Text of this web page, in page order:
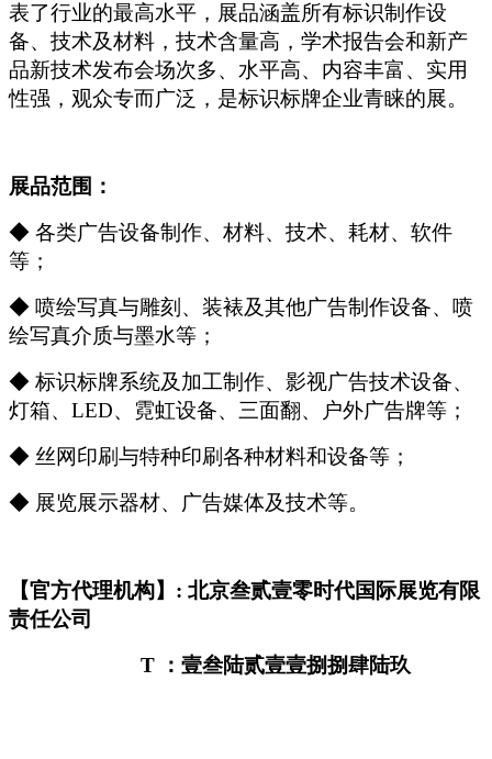
表了行业的最高水平，展品涵盖所有标识制作设
备、技术及材料，技术含量高，学术报告会和新产
品新技术发布会场次多、水平高、内容丰富、实用
性强，观众专而广泛，是标识标牌企业青睐的展。
展品范围：
◆ 各类广告设备制作、材料、技术、耗材、软件
等；
◆ 喷绘写真与雕刻、装裱及其他广告制作设备、喷
绘写真介质与墨水等；
◆ 标识标牌系统及加工制作、影视广告技术设备、
灯箱、LED、霓虹设备、三面翻、户外广告牌等；
◆ 丝网印刷与特种印刷各种材料和设备等；
◆ 展览展示器材、广告媒体及技术等。
【官方代理机构】: 北京叁贰壹零时代国际展览有限
责任公司
T
：壹叁陆贰壹壹捌捌肆陆玖